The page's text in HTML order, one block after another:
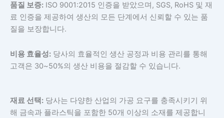
품질 보증: ISO 9001:2015 인증을 받았으며, SGS, RoHS 및 재
료 인증을 제공하여 생산의 모든 단계에서 신뢰할 수 있는 품
질을 보장합니다.
비용 효율성: 당사의 효율적인 생산 공정과 비용 관리를 통해
고객은 30~50%의 생산 비용을 절감할 수 있습니다.
재료 선택: 당사는 다양한 산업의 가공 요구를 충족시키기 위
해 금속과 플라스틱을 포함한 50개 이상의 소재를 제공합니